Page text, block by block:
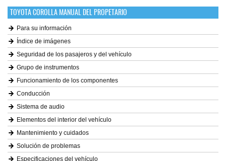
TOYOTA COROLLA MANUAL DEL PROPETARIO
Para su información
Índice de imágenes
Seguridad de los pasajeros y del vehículo
Grupo de instrumentos
Funcionamiento de los componentes
Conducción
Sistema de audio
Elementos del interior del vehículo
Mantenimiento y cuidados
Solución de problemas
Especificaciones del vehículo